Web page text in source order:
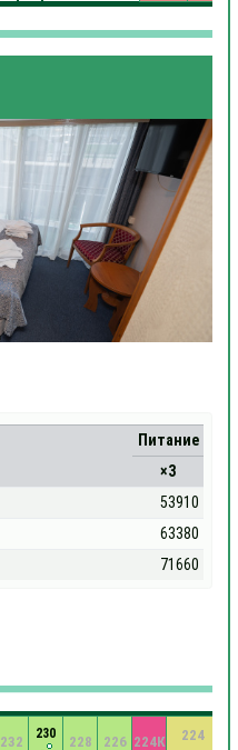
Питание
×3
53910
63380
71660
224
224К
226
228
230
232